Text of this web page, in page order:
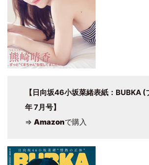
【日向坂46小坂菜緒表紙：BUBKA
年 7月号】
⇒ Amazonで購入